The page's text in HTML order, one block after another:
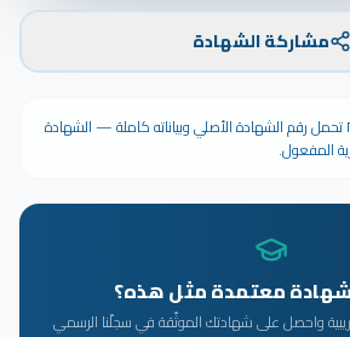
مشاركة الشهادة
نسخة رقمية مجدَّدة ٢٠٢٦ تحمل رقم الشهادة الأصلي وبياناته كاملة — الشهادة
المفعول.
معتمدة مثل هذه؟
واحصل على شهادتك الموثّقة في سجلّنا الرسمي